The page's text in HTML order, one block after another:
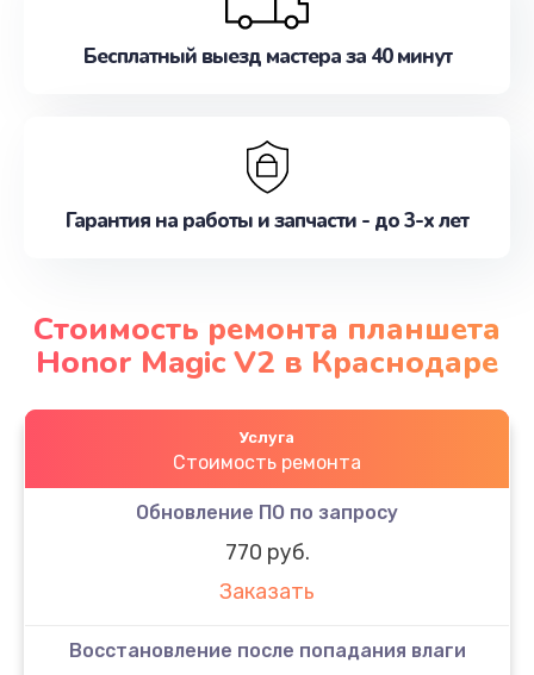
Бесплатный выезд мастера за 40 минут
Гарантия на работы и запчасти - до 3-х лет
Стоимость ремонта планшета
Honor Magic V2 в Краснодаре
Услуга
Стоимость ремонта
Обновление ПО по запросу
770 руб.
Заказать
Восстановление после попадания влаги